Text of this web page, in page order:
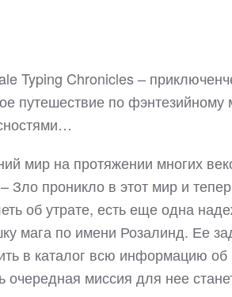
Typing Chronicles –
путешествие по
мир на протяжении многих
Зло проникло в этот мир и
об утрате, есть еще одна
мага по имени Розалинд. Ее
в каталог всю информацию
очередная миссия для нее